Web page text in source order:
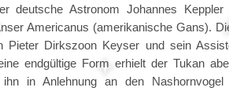
deutsche Astronom Johannes
Americanus (amerikanische Gans).
Dirkszoon Keyser und sein
endgültige Form erhielt der Tukan
in Anlehnung an den